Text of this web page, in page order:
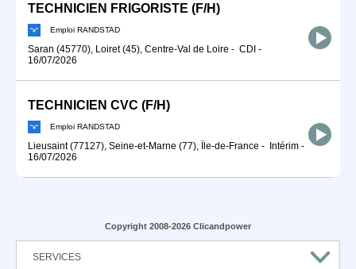
TECHNICIEN FRIGORISTE (F/H)
Emploi RANDSTAD
Saran (45770), Loiret (45), Centre-Val de Loire - CDI -
16/07/2026
TECHNICIEN CVC (F/H)
Emploi RANDSTAD
Lieusaint (77127), Seine-et-Marne (77), Île-de-France - Intérim -
16/07/2026
Copyright 2008-2026 Clicandpower
SERVICES